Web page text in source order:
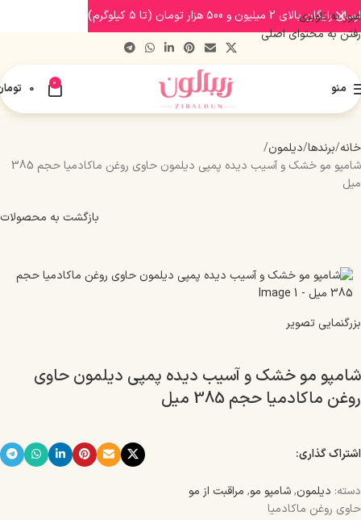
عبور به ناوبری
رفتن به محتوای اصلی
منو 0
0
خانه برندها دیلمون
شامپو مو خشک و آسیب دیده پمپی دیلمون حاوی روغن ماکادمیا حجم 385
میل
بازگشت به محصولات
بزرگنمایی تصویر
شامپو مو خشک و آسیب دیده پمپی دیلمون حاوی
روغن ماکادمیا حجم 385 میل
اشتراک گذاری:
دسته: دیلمون,شامپو مو, مراقبت از مو
حاوی روغن ماکادمیا
ارسال رایگان بالای 2 میلیون و 500 هزار تومان (تا 5 کیلوگرم)